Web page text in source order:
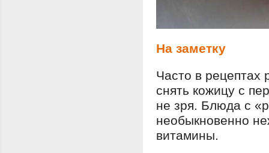
На заметку
Часто в рецептах
снять кожицу с
не зря. Блюда с
необыкновенно
витамины.